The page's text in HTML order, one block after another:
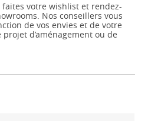
votre wishlist et rendez-
Nos conseillers vous
de vos envies et de votre
d’aménagement ou de